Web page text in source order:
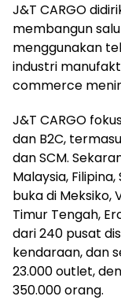
J&T CARGO
membangun
menggunakan
industri
commerce
J&T CARGO
dan B2C,
dan SCM.
Malaysia,
buka di
Timur Tengah,
dari 240 pusat
kendaraan, dan
23.000 outlet,
350.000 orang.